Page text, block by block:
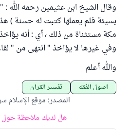
وقال الشيخ ابن عثيمين رحمه الله
بسيئة فلم يعملها كتبت له حسنة )
مكة مستثناة من ذلك ، أي : أنه يؤاخذ
وفي غيرها لا يؤاخذ " انتهى من "
والله أعلم
أصول الفقه تفسير القرآن
المصدر: موقع الإسلام
هل لديك ملاحظة حول